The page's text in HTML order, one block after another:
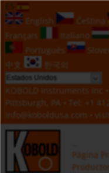
English
Čeština
Français
Italiano
Português
中文
한국의
KOBOLD Instruments Inc
Pittsburgh, PA • Tel:
+1
info@koboldusa.com • visit
Página